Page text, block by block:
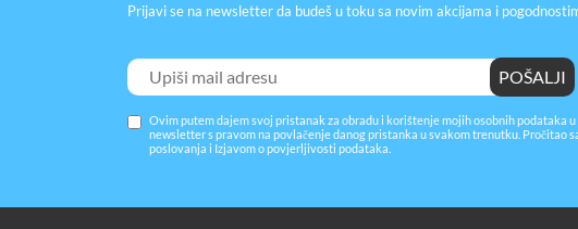
Prijavi se na newsletter da budeš u toku sa novim akcijama i
Ovim putem dajem svoj pristanak za obradu i korištenje mojih osobnih podataka
newsletter s pravom na povlačenje danog pristanka u svakom trenutku. Pročitao
poslovanja i Izjavom o povjerljivosti podataka